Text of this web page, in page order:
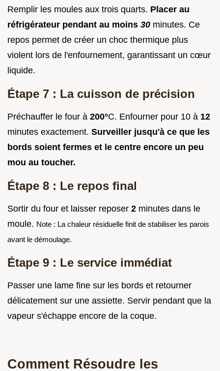
Remplir les moules aux trois quarts. Placer au
réfrigérateur pendant au moins 30 minutes. Ce
repos permet de créer un choc thermique plus
violent lors de l'enfournement, garantissant un cœur
liquide.
Étape 7 : La cuisson de précision
Préchauffer le four à 200°C. Enfourner pour 10 à 12
minutes exactement. Surveiller jusqu'à ce que les
bords soient fermes et le centre encore un peu
mou au toucher.
Étape 8 : Le repos final
Sortir du four et laisser reposer 2 minutes dans le
moule. Note : La chaleur résiduelle finit de stabiliser les parois
avant le démoulage.
Étape 9 : Le service immédiat
Passer une lame fine sur les bords et retourner
délicatement sur une assiette. Servir pendant que la
vapeur s'échappe encore de la coque.
Comment Résoudre les